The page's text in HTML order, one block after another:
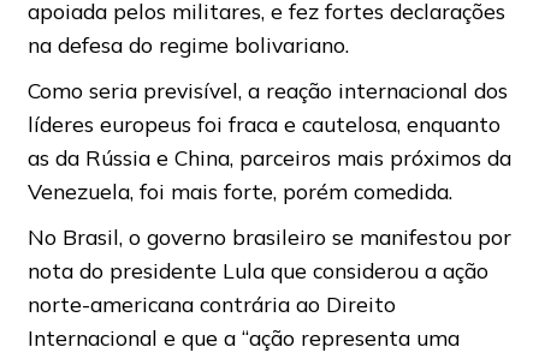
apoiada pelos militares, e fez fortes declarações
na defesa do regime bolivariano.
Como seria previsível, a reação internacional dos
líderes europeus foi fraca e cautelosa, enquanto
as da Rússia e China, parceiros mais próximos da
Venezuela, foi mais forte, porém comedida.
No Brasil, o governo brasileiro se manifestou por
nota do presidente Lula que considerou a ação
norte-americana contrária ao Direito
Internacional e que a “ação representa uma